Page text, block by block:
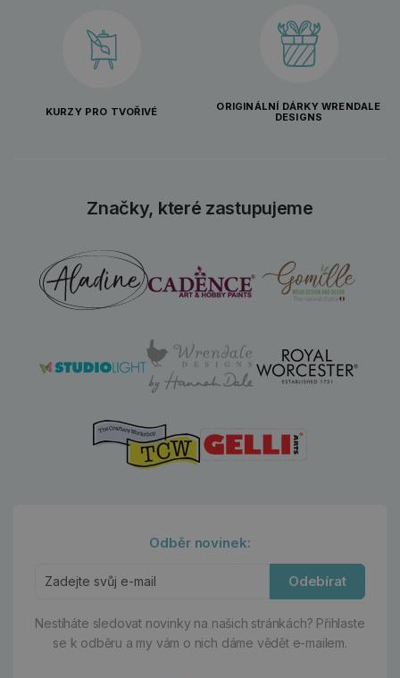
KURZY PRO TVOŘIVÉ
ORIGINÁLNÍ DÁRKY WRENDALE
DESIGNS
Značky, které zastupujeme
Odběr novinek:
Odebírat
Nestíháte sledovat novinky na našich stránkách? Přihlaste
se k odběru a my vám o nich dáme vědět e-mailem.